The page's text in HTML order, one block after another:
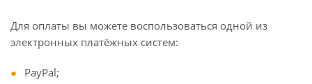
Для оплаты вы можете воспользоваться одной из
электронных платёжных систем:
PayPal;